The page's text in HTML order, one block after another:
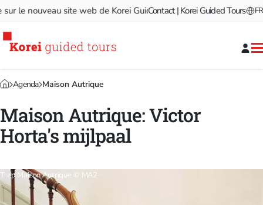
le nouveau site web de Korei Guided Tours! Bienvenue sur
Contact | Korei Guided Tours FR
Agenda Maison Autrique
Maison Autrique: Victor
Horta's mijlpaal
Trap Maison Autrique © MA2